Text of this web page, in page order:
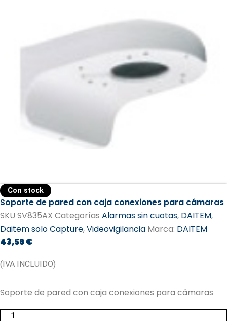
Con stock
Soporte de pared con caja conexiones para cámaras
SKU SV835AX Categorías Alarmas sin cuotas, DAITEM,
Daitem solo Capture,Videovigilancia Marca: DAITEM​
43,56€
(IVA INCLUIDO)
Soporte de pared con caja conexiones para cámaras
Soporte